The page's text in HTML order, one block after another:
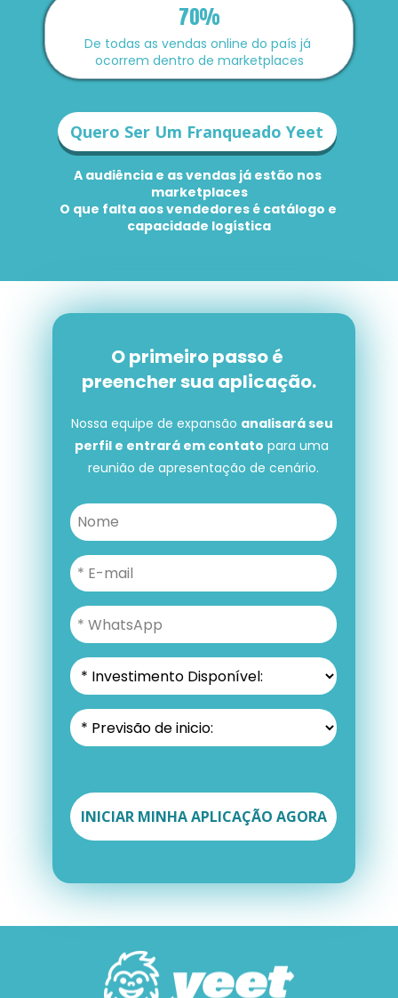
70%
De todas as vendas online do país já
ocorrem dentro de marketplaces
A audiência e as vendas já estão nos
marketplaces
O que falta aos vendedores é catálogo e
capacidade logística
Quero Ser Um Franqueado Yeet
O primeiro passo é
preencher sua aplicação.
O primeiro passo é preencher
sua aplicação.
Nossa equipe de expansão analisará seu
perfil e entrará em contato para uma
reunião de apresentação de cenário.
INICIAR MINHA APLICAÇÃO AGORA